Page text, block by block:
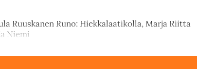
Ruuskanen Runo: Hiekkalaatikolla, ​​​​​​​Marja Riitta
Niemi